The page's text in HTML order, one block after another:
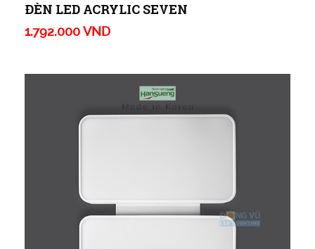
ĐÈN LED ACRYLIC SEVEN
1.792.000 VND